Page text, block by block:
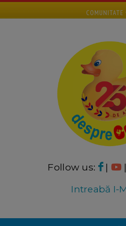
COMUNITATE
Follow us: | |
Intreabă I-